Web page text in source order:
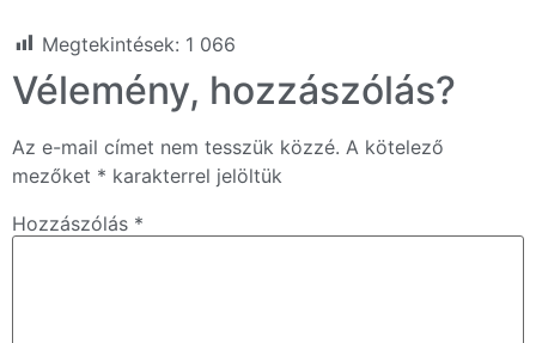
Megtekintések: 1 066
Vélemény, hozzászólás?
Az e-mail címet nem tesszük közzé. A kötelező
mezőket * karakterrel jelöltük
Hozzászólás *